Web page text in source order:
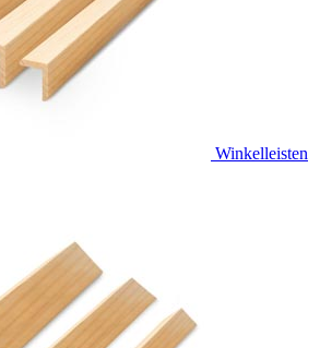
Winkelleisten